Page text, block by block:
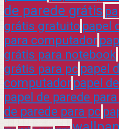
de parede grátis
grátis gratuito papel
para computador
grátis para notebook
grátis para pc papel
computador papel
papel de parede
de parede para pc